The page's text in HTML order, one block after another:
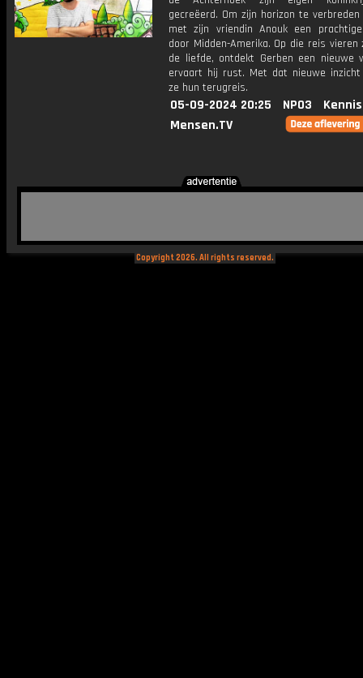
gecreëerd. Om zijn horizon te
met zijn vriendin Anouk een
door Midden-Amerika. Op die reis vieren
de liefde, ontdekt Gerben een nieuwe
ervaart hij rust. Met dat nieuwe inzicht
ze hun terugreis.
05-09-2024 20:25 NPO3
Mensen.TV
Copyright 2026. All rights reserved.